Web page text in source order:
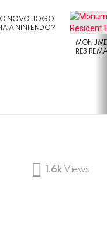
O NOVO JOGO
A NINTENDO?
RE3
1.6k Views